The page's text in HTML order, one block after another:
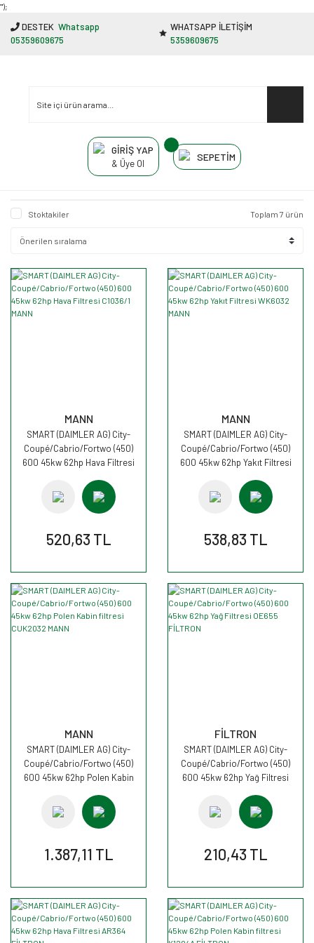
"');
DESTEK Whatsapp
05359609675
WHATSAPP İLETİŞİM
5359609675
GİRİŞ YAP
& Üye Ol
SEPETİM
Stoktakiler Toplam 7 ürün
MANN
SMART (DAIMLER AG) City-
Coupé/Cabrio/Fortwo (450)
600 45kw 62hp Hava Filtresi
520,63 TL
MANN
SMART (DAIMLER AG) City-
Coupé/Cabrio/Fortwo (450)
600 45kw 62hp Yakıt Filtresi
538,83 TL
MANN
SMART (DAIMLER AG) City-
Coupé/Cabrio/Fortwo (450)
600 45kw 62hp Polen Kabin
1.387,11 TL
FİLTRON
SMART (DAIMLER AG) City-
Coupé/Cabrio/Fortwo (450)
600 45kw 62hp Yağ Filtresi
210,43 TL